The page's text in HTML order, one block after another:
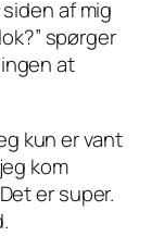
siden af mig
spørger
at
kun er vant
kom
er super.